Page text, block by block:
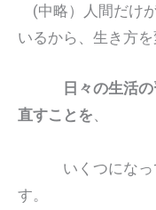
(中略）人間だけ
いるから、生き方を
日々の生活
直すことを、
いくつになって
す。